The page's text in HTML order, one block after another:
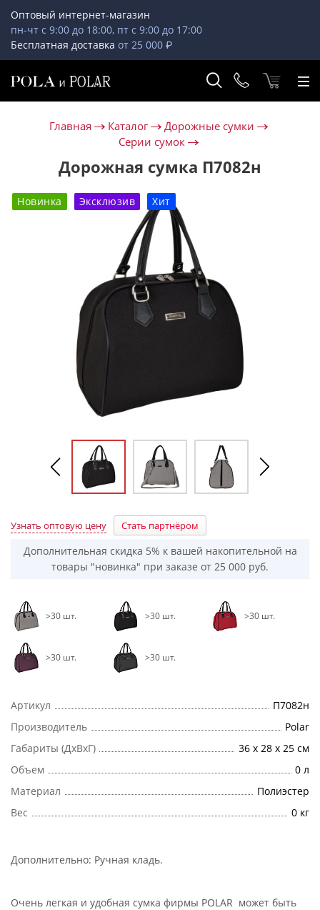
Оптовый интернет-магазин
пн-чт с 9:00 до 18:00, пт с 9:00 до 17:00
Бесплатная доставка от 25 000 ₽
Главная Каталог
Дорожные сумки
Серии сумок
Дорожная сумка П7082н
Новинка Эксклюзив Хит
Узнать оптовую цену Стать партнёром
Дополнительная скидка 5% к вашей накопительной на
товары "новинка" при заказе от 25 000 руб.
>30 шт. >30 шт. >30 шт.
>30 шт. >30 шт.
Артикул
П7082н
Производитель
Polar
Габариты (ДхВхГ)
36 х 28 х 25 см
Объем
0 л
Материал
Полиэстер
Вес
0 кг
Дополнительно: Ручная кладь.
Очень легкая и удобная сумка фирмы POLAR может быть